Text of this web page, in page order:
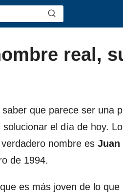
real,
que parece ser una
el día de hoy. Lo
nombre es Juan
de 1994.
es más joven de lo que